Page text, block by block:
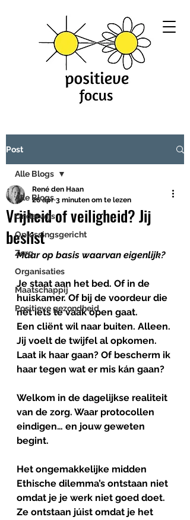
Post
Alle Blogs
Onderwijs
Oplossingsgericht
Zorg
Organisaties
Maatschappij
Positieve gezondheid
Alle Blogs
Vrijheid of veiligheid? Jij
beslist
René den Haan
26 apr 3 minuten om te lezen
Maar op basis waarvan eigenlijk?
Je staat aan het bed. Of in de
huiskamer. Of bij de voordeur die
nét iets te vaak open gaat.
Een cliënt wil naar buiten. Alleen.
Jij voelt de twijfel al opkomen.
Laat ik haar gaan? Of bescherm ik
haar tegen wat er mis kán gaan?
Welkom in de dagelijkse realiteit
van de zorg. Waar protocollen
eindigen… en jouw geweten
begint.
Het ongemakkelijke midden
Ethische dilemma’s ontstaan niet
omdat je je werk niet goed doet.
Ze ontstaan júist omdat je het